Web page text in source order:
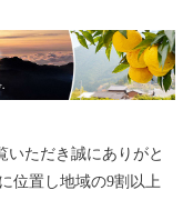
いただき誠にありがと
位置し地域の9割以上